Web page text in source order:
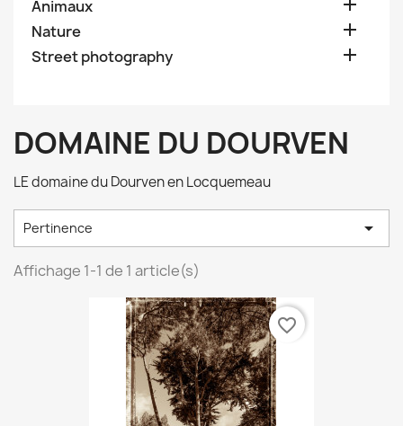
Animaux

Nature 
Street photography 
DOMAINE DU DOURVEN
LE domaine du Dourven en Locquemeau
Pertinence 
Affichage 1-1 de 1 article(s)
favorite_border